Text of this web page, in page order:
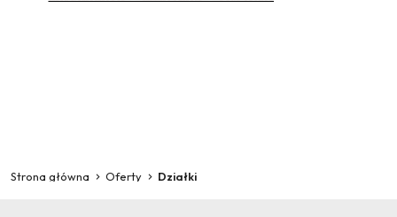
Strona główna Oferty Działki